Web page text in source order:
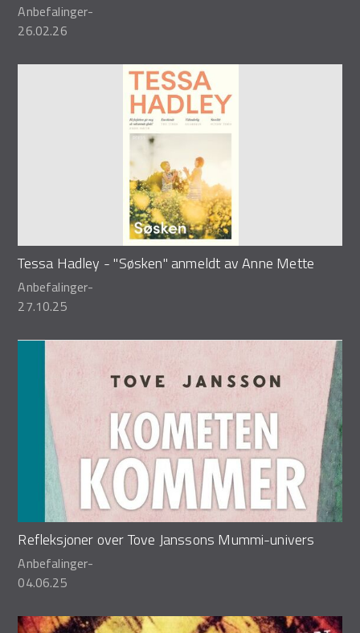
Anbefalinger-
26.02.26
Tessa Hadley - "Søsken" anmeldt av Anne Mette
Anbefalinger-
27.10.25
Refleksjoner over Tove Janssons Mummi-univers
Anbefalinger-
04.06.25